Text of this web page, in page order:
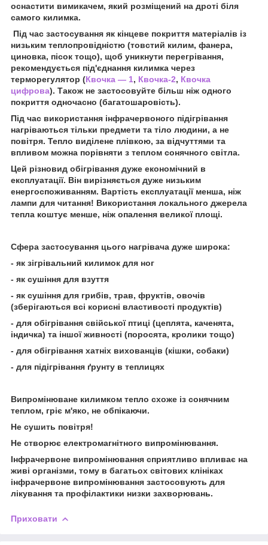
оснастити вимикачем, який розміщений на дроті біля
самого килимка.
Під час застосування як кінцеве покриття матеріалів із
низьким теплопровідністю (товстий килим, фанера,
циновка, пісок тощо), щоб уникнути перегрівання,
рекомендується під'єднання килимка через
терморегулятор (Квочка — 1, Квочка-2, Квочка
цифрова). Також не застосовуйте більш ніж одного
покриття одночасно (багатошаровість).
Під час використання інфрачервоного підігрівання
нагріваються тільки предмети та тіло людини, а не
повітря. Тепло виділене плівкою, за відчуттями та
впливом можна порівняти з теплом сонячного світла.
Цей різновид обігрівання дуже економічний в
експлуатації. Він вирізняється дуже низьким
енергоспоживанням. Вартість експлуатації менша, ніж
лампи для читання! Використання локального джерела
тепла коштує менше, ніж опалення великої площі.
Сфера застосування цього нагрівача дуже широка:
- як зігрівальний килимок для ног
- як сушіння для взуття
- як сушіння для грибів, трав, фруктів, овочів
(зберігаються всі корисні властивості продуктів)
- для обігрівання свійської птиці (цеплята, каченята,
індичка) та іншої живності (поросята, кролики тощо)
- для обігрівання хатніх вихованців (кішки, собаки)
- для підігрівання ґрунту в теплицях
Випромінюване килимком тепло схоже із сонячним
теплом, гріє м'яко, не обпікаючи.
Не сушить повітря!
Не створює електромагнітного випромінювання.
Інфрачервоне випромінювання сприятливо впливає на
живі організми, тому в багатьох світових клініках
інфрачервоне випромінювання застосовують для
лікування та профілактики низки захворювань.
Приховати